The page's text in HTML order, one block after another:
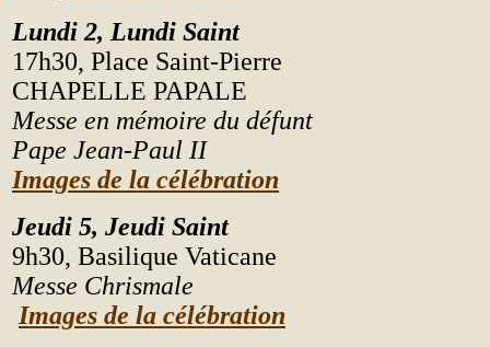
Lundi 2, Lundi Saint
17h30, Place Saint-Pierre
CHAPELLE PAPALE
Messe en mémoire du défunt
Pape Jean-Paul II
Images de la célébration
Jeudi 5, Jeudi Saint
9h30, Basilique Vaticane
Messe Chrismale
Images de la célébration